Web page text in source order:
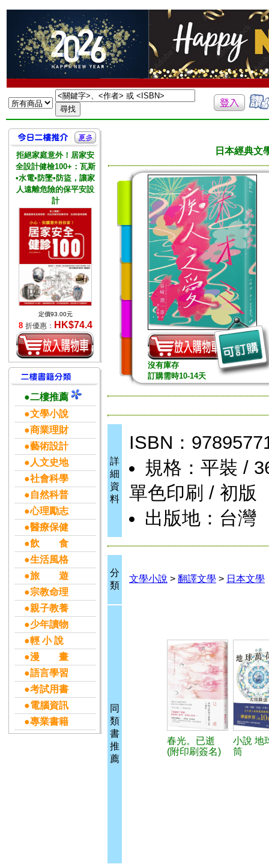
拒絕家庭意外！居家安
全設計健檢100+：瓦斯
•水電•防墜•防盜，讓家
人遠離危險的保平安設
計
定價93.00元
8 折優惠： HK$74.4
●二樓推薦
●文學小說
●商業理財
●藝術設計
●人文史地
●社會科學
●自然科普
●心理勵志
●醫療保健
●飲 食
●生活風格
●旅 遊
●宗教命理
●親子教養
●少年讀物
●輕 小 說
●漫 畫
●語言學習
●考試用書
●電腦資訊
●專業書籍
日本經典文
沒有庫存
訂購需時10-14天
詳
細
資
料
ISBN：
規格：平裝 /
單色印刷 / 初版
出版地：台灣
分
類
文學小說 > 翻譯文學 > 日本文學
同
類
書
推
薦
春光。已逝
(附印刷簽名)
小說 地
筒